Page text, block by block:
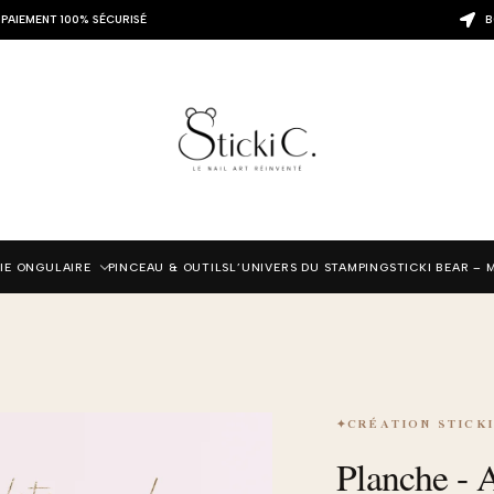
PAIEMENT 100% SÉCURISÉ
✦CRÉATION STICKI
Planche -
Le
prix
ONGULAIRE PINCEAU & OUTILSL’UNIVERS DU STAMPINGSTICKI BEAR –